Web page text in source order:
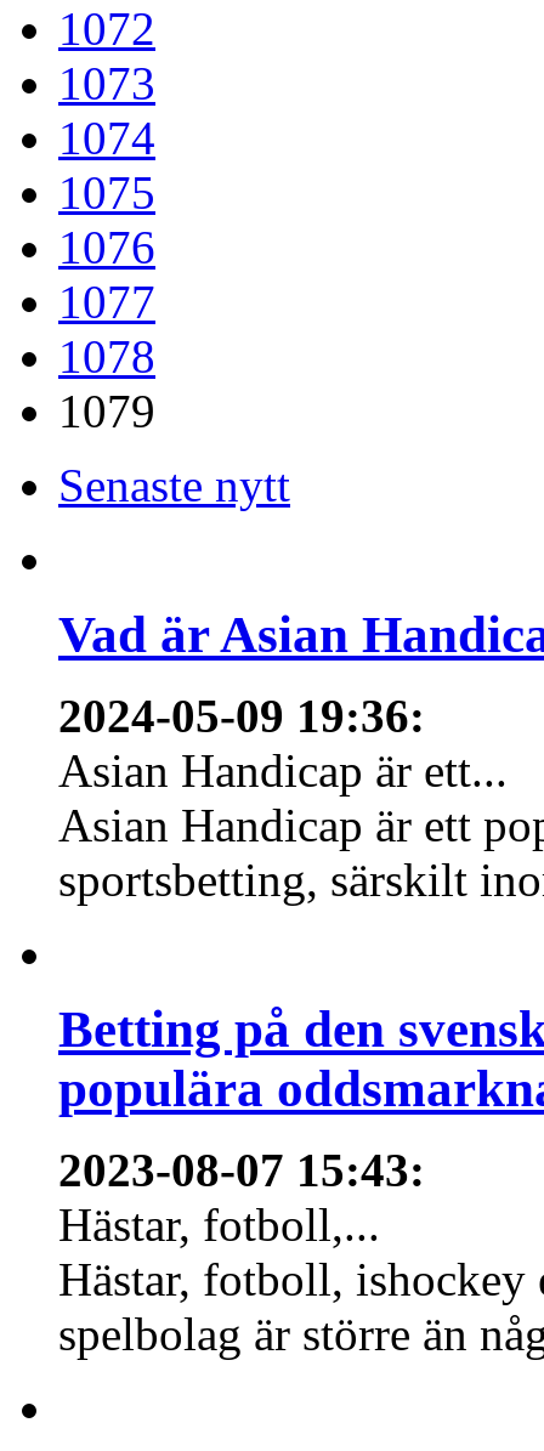
1072
1073
1074
1075
1076
1077
1078
1079
Senaste nytt
Vad är Asian
2024-05-09 19:36:
Asian Handicap är ett...
Asian Handicap är ett
sportsbetting, särskilt
Betting på den
populära
2023-08-07 15:43:
Hästar, fotboll,...
Hästar, fotboll,
spelbolag är större än